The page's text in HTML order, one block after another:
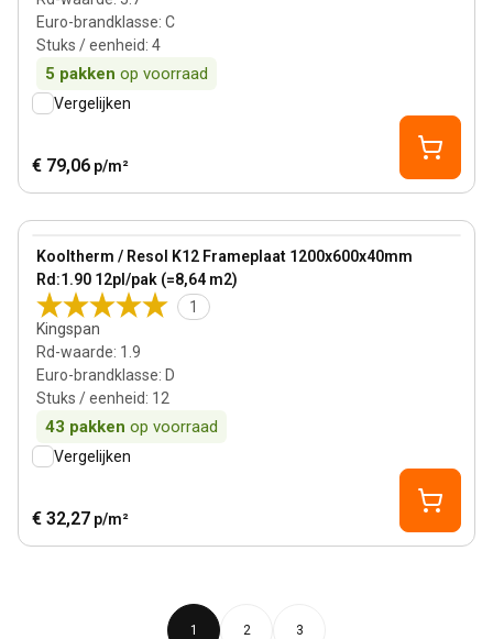
Euro-brandklasse: C
Stuks / eenheid: 4
5 pakken op voorraad
Vergelijken
€ 79,06 p/m²
Kooltherm / Resol K12 Frameplaat 1200x600x40mm
Rd:1.90 12pl/pak (=8,64 m2)
1
Kingspan
Rd-waarde: 1.9
Euro-brandklasse: D
Stuks / eenheid: 12
43 pakken op voorraad
View product
Vergelijken
€ 32,27 p/m²
1 2 3